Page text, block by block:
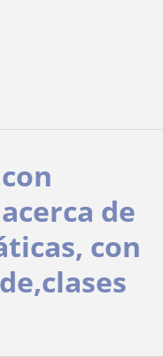
de
con